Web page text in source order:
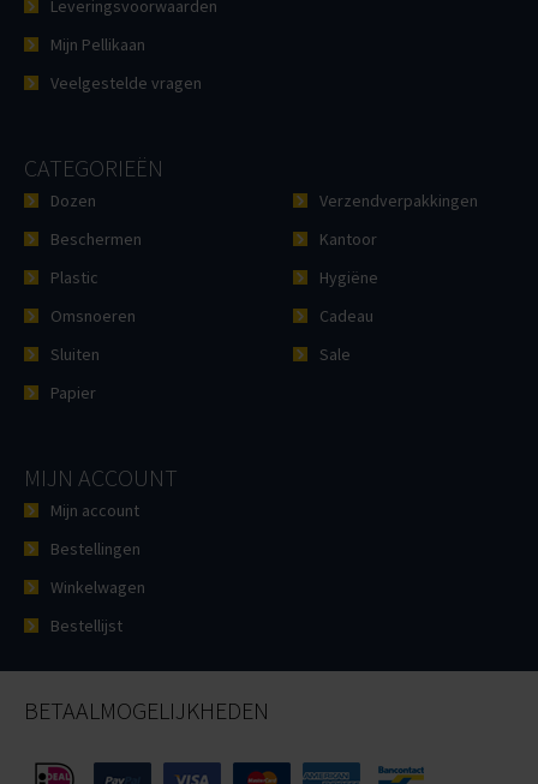
Leveringsvoorwaarden
Mijn Pellikaan
Veelgestelde vragen
CATEGORIEËN
Dozen
Beschermen
Plastic
Omsnoeren
Sluiten
Papier
Verzendverpakkingen
Kantoor
Hygiëne
Cadeau
Sale
MIJN ACCOUNT
Mijn account
Bestellingen
Winkelwagen
Bestellijst
BETAALMOGELIJKHEDEN